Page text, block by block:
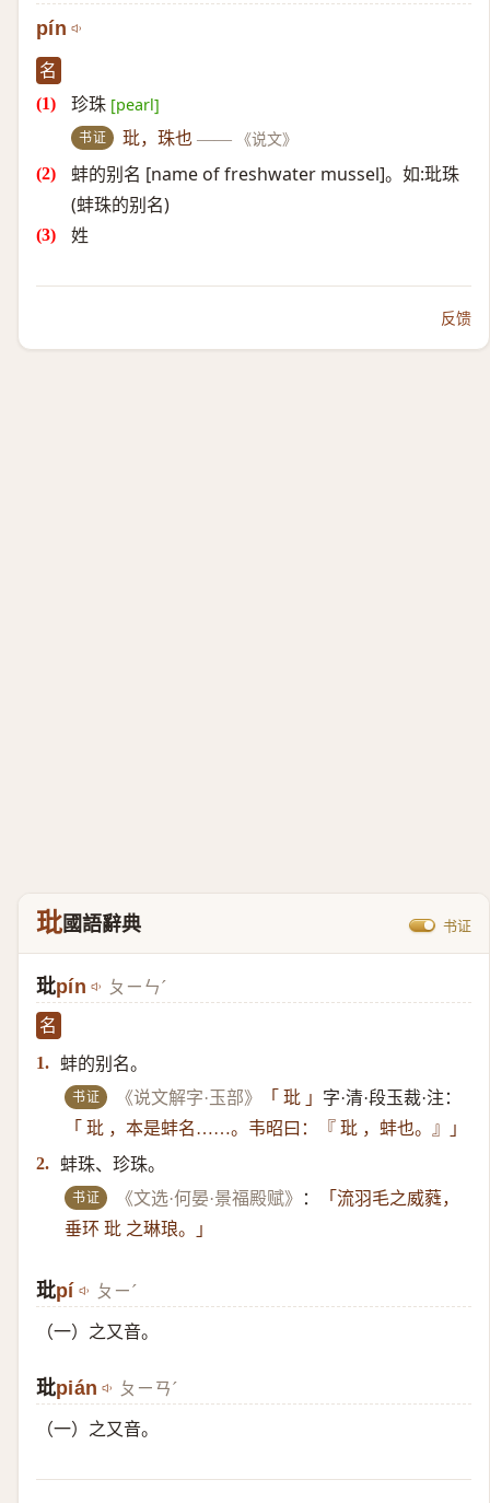
pín
名
珍珠 [pearl]
书证 玭，珠也 —— 《说文》
蚌的别名 [name of freshwater mussel]。如:玭珠
(蚌珠的别名)
姓
反馈
玭國語辭典 书证
玭pín ㄆㄧㄣˊ
名
1. 蚌的别名。
书证 《说文解字·玉部》 「 玭 」 字·清·段玉裁·注：
「 玭 ，本是蚌名……。韦昭曰：『 玭 ，蚌也。』」
2. 蚌珠、珍珠。
书证 《文选·何晏·景福殿赋》 ：
「流羽毛之威蕤，
垂环 玭 之琳琅。」
玭​pí ㄆㄧˊ
（一）​之又音。
玭​pián ㄆㄧㄢˊ
（一）​之又音。